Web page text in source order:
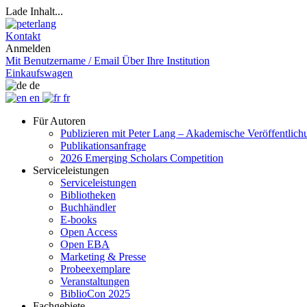
Lade Inhalt...
Kontakt
Anmelden
Mit Benutzername / Email Über Ihre Institution
Einkaufswagen
de
en
fr
Für Autoren
Publizieren mit Peter Lang – Akademische
Publikationsanfrage
2026 Emerging Scholars Competition
Serviceleistungen
Serviceleistungen
Bibliotheken
Buchhändler
E-books
Open Access
Open EBA
Marketing & Presse
Probeexemplare
Veranstaltungen
BiblioCon 2025